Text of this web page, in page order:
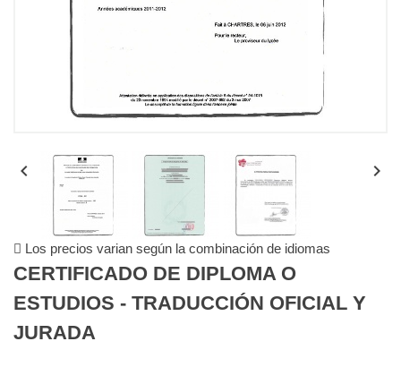
 
Los precios varian según la combinación de idiomas
CERTIFICADO DE DIPLOMA O
ESTUDIOS - TRADUCCIÓN OFICIAL Y
JURADA